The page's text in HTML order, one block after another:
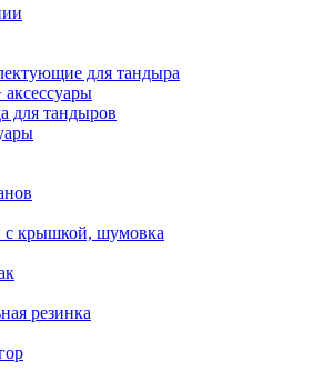
для тандыра
для тандыров
с крышкой, шумовка
резинка